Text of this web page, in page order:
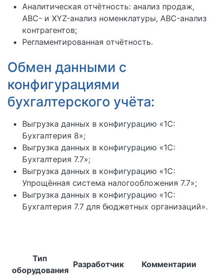
Аналитическая отчётность: анализ продаж,
ABC- и XYZ-анализ номенклатуры, ABC-анализ
контрагентов;
Регламентированная отчётность.
Обмен данными с
конфигурациями
бухгалтерского учёта:
Выгрузка данных в конфигурацию «1С:
Бухгалтерия 8»;
Выгрузка данных в конфигурацию «1С:
Бухгалтерия 7.7»;
Выгрузка данных в конфигурацию «1С:
Упрощённая система налогообложения 7.7»;
Выгрузка данных в конфигурацию «1С:
Бухгалтерия 7.7 для бюджетных организаций».
Тип
оборудования
Разработчик Комментарии